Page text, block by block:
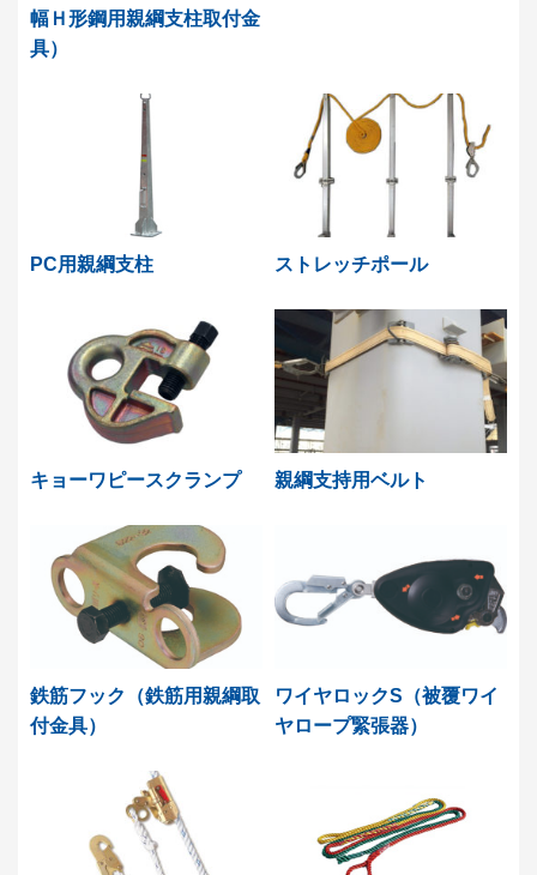
幅Ｈ形鋼用親綱支柱取付金
具）
PC用親綱支柱 ストレッチポール
キョーワピースクランプ 親綱支持用ベルト
鉄筋フック（鉄筋用親綱取
付金具）
ワイヤロックS（被覆ワイ
ヤロープ緊張器）